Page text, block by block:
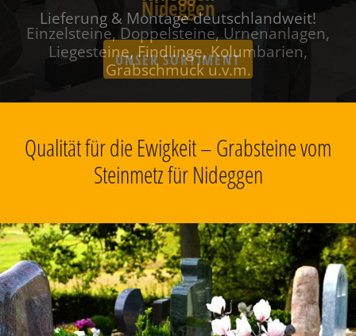
Nideggen
Einzelsteine, Doppelsteine, Urnenanlagen,
Liegesteine, Findlinge, Kolumbarien,
Grabschmuck u.v.m.
Qualität für die Ewigkeit – Grabsteine vom
Steinmetz für Nideggen